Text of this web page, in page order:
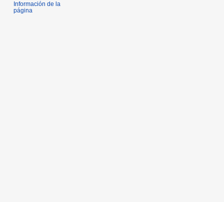
Información de la
página